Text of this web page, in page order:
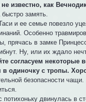
не известно, как
замять.
и ее семье повезло
Особенно
прячась в замке
Ну, или их ждало
согласуем некоторые
в одиночку с тропы.
безопасности
потихоньку двинулась в